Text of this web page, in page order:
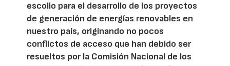
escollo para el desarrollo de los proyectos
de generación de energías renovables en
nuestro país, originando no pocos
conflictos de acceso que han debido ser
resueltos por la Comisión Nacional de los